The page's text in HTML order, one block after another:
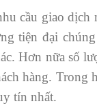
cầu giao dịch
tiện đại
Hơn nữa số
hàng. Trong
tín nhất.